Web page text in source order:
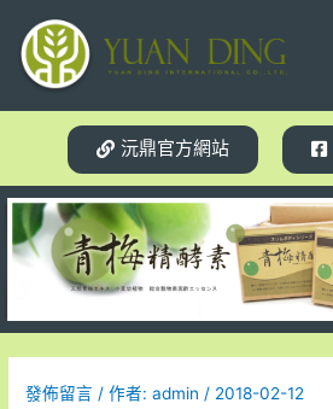
沅鼎官方網站
發佈留言 / 作者:admin / 2018-02-12